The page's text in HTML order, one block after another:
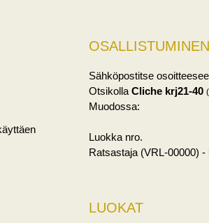
OSALLISTUMINEN
Sähköpostitse
Otsikolla Cliche krj21-40
Muodossa:
Luokka nro.
Ratsastaja (VRL-00000)
LUOKAT